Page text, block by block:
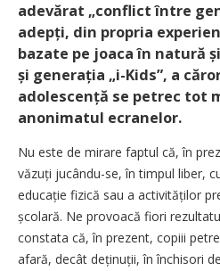
adevărat „conflict între
adepți, din propria
bazate pe joaca în natură
și generația „i-Kids”, a
adolescență se petrec tot
anonimatul ecranelor.
Nu este de mirare faptul că, în
văzuți jucându-se, în timpul liber,
educație fizică sau a acti­vităților
școlară. Ne provoacă fiori
constata că, în prezent, copiii
afară, ­decât deținuții, în închisori